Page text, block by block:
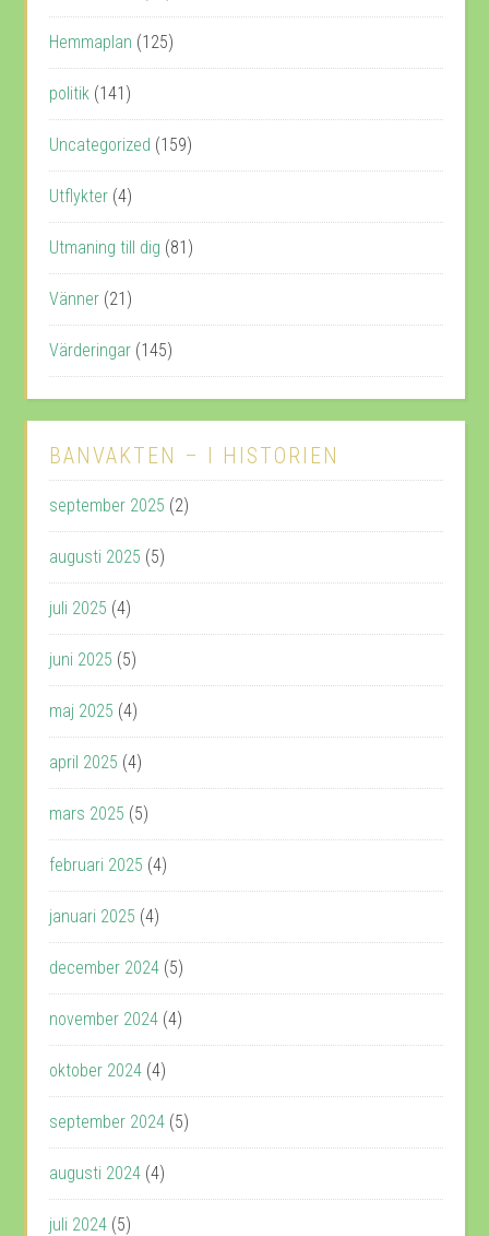
Hemmaplan (125)
politik (141)
Uncategorized (159)
Utflykter (4)
Utmaning till dig (81)
Vänner (21)
Värderingar (145)
BANVAKTEN – I HISTORIEN
september 2025 (2)
augusti 2025 (5)
juli 2025 (4)
juni 2025 (5)
maj 2025 (4)
april 2025 (4)
mars 2025 (5)
februari 2025 (4)
januari 2025 (4)
december 2024 (5)
november 2024 (4)
oktober 2024 (4)
september 2024 (5)
augusti 2024 (4)
juli 2024 (5)